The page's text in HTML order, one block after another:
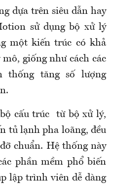
dựa trên siêu dẫn hay
sử dụng bộ xử lý
một kiến trúc có khả
giống như cách các
thống tăng số lượng
cấu trúc từ bộ xử lý,
tủ lạnh pha loãng, đều
chuẩn. Hệ thống này
phần mềm phổ biến
lập trình viên dễ dàng